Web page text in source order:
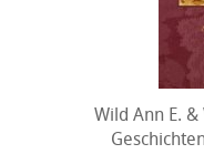
Wild Ann E.